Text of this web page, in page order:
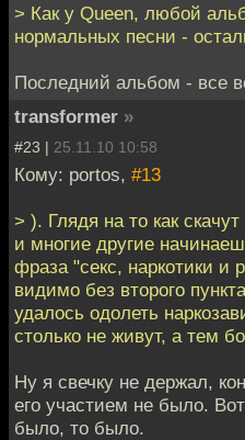
> Как у Queen, любой
нормальных песни -
Последний альбом - все
transformer »
#23 | 25.11.10 10:58
Кому: portos, #13
> ). Глядя на то как
и многие другие
фраза "секс, наркотики и
видимо без второго
удалось одолеть
столько не живут, а тем
Ну я свечку не держал,
его участием не было.
было, то было.